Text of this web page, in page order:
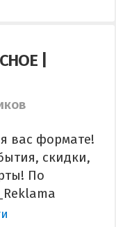
|
вас формате!
скидки,
По